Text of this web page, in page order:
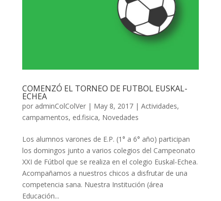
COMENZÓ EL TORNEO DE FUTBOL EUSKAL-
ECHEA
por adminColColVer| May 8, 2017| Actividades,
campamentos, ed.fisica, Novedades
Los alumnos varones de E.P. (1° a 6° año) participan
los domingos junto a varios colegios del Campeonato
XXI de Fútbol que se realiza en el colegio Euskal-Echea.
Acompañamos a nuestros chicos a disfrutar de una
competencia sana. Nuestra Institución (área
Educación...